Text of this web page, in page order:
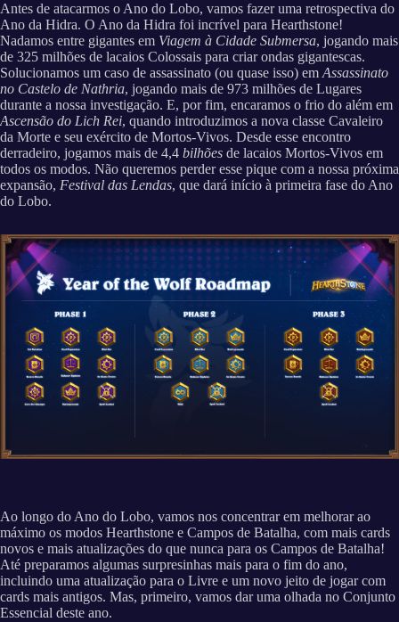
Antes de atacarmos o Ano do Lobo, vamos fazer uma retrospectiva do
Ano da Hidra. O Ano da Hidra foi incrível para Hearthstone!
Nadamos entre gigantes em Viagem à Cidade Submersa, jogando mais
de 325 milhões de lacaios Colossais para criar ondas gigantescas.
Solucionamos um caso de assassinato (ou quase isso) em Assassinato
no Castelo de Nathria, jogando mais de 973 milhões de Lugares
durante a nossa investigação. E, por fim, encaramos o frio do além em
Ascensão do Lich Rei, quando introduzimos a nova classe Cavaleiro
da Morte e seu exército de Mortos-Vivos. Desde esse encontro
derradeiro, jogamos mais de 4,4 bilhões de lacaios Mortos-Vivos em
todos os modos. Não queremos perder esse pique com a nossa próxima
expansão, Festival das Lendas, que dará início à primeira fase do Ano
do Lobo.
Ao longo do Ano do Lobo, vamos nos concentrar em melhorar ao
máximo os modos Hearthstone e Campos de Batalha, com mais cards
novos e mais atualizações do que nunca para os Campos de Batalha!
Até preparamos algumas surpresinhas mais para o fim do ano,
incluindo uma atualização para o Livre e um novo jeito de jogar com
cards mais antigos. Mas, primeiro, vamos dar uma olhada no Conjunto
Essencial deste ano.